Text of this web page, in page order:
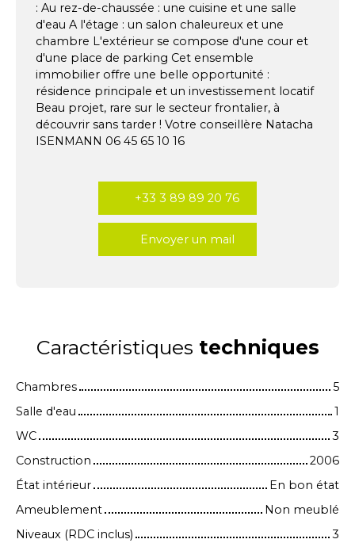
: Au rez-de-chaussée : une cuisine et une salle
d'eau A l'étage : un salon chaleureux et une
chambre L'extérieur se compose d'une cour et
d'une place de parking Cet ensemble
immobilier offre une belle opportunité :
résidence principale et un investissement locatif
Beau projet, rare sur le secteur frontalier, à
découvrir sans tarder ! Votre conseillère Natacha
ISENMANN 06 45 65 10 16
+33 3 89 89 20 76
Envoyer un mail
Caractéristiques techniques
Chambres
5
Salle d'eau
1
WC
3
Construction
2006
État intérieur
En bon état
Ameublement
Non meublé
Niveaux (RDC inclus)
3